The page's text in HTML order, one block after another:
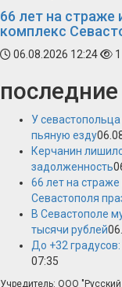
66 лет на страже
комплекс
06.08.2026 12:24 1
У
пьяную езду
Керчанин
задолженность
66 лет на
Севастополя
В Севастополе
тысячи рублей
До +32
07:35
Учредитель: ООО